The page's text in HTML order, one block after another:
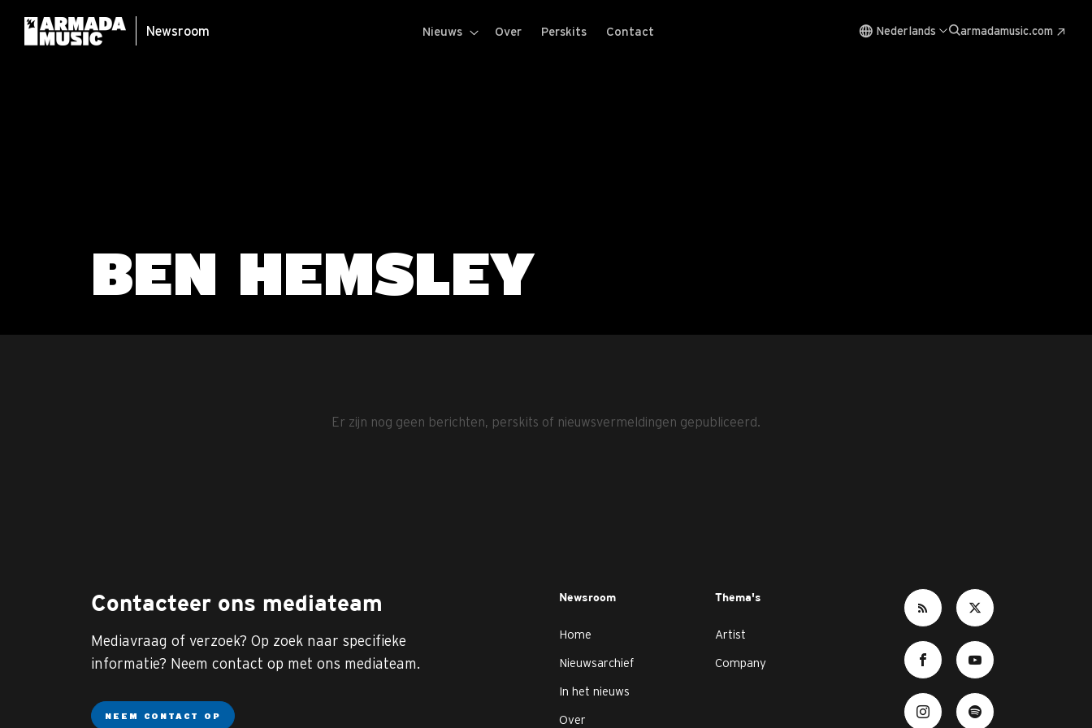
Newsroom Nieuws Over Perskits Contact Nederlands armadamusic.com
BEN HEMSLEY
Er zijn nog geen berichten, perskits of nieuwsvermeldingen gepubliceerd.
Contacteer ons mediateam
Mediavraag of verzoek? Op zoek naar specifieke
informatie? Neem contact op met ons mediateam.
NEEM CONTACT OP
Newsroom
Home
Nieuwsarchief
In het nieuws
Over
Thema's
Artist
Company